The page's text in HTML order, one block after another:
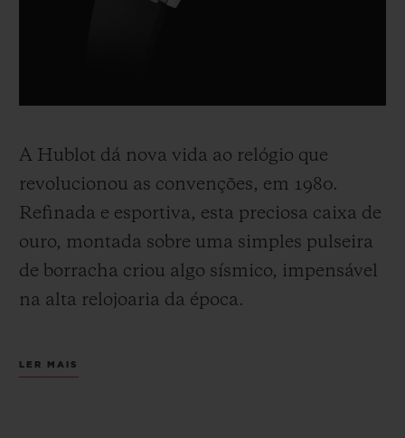
A Hublot dá nova vida ao relógio que
revolucionou as convenções, em 1980.
Refinada e esportiva, esta preciosa caixa de
ouro, montada sobre uma simples pulseira
de borracha criou algo sísmico, impensável
na alta relojoaria da época.
Ao seduzir um público de conhecedores que
LER MAIS